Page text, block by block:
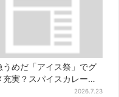
うめだ「アイス祭」でグ
充実？スパイスカレー・
・ポテト…“しょっぱいも
2026.7.23